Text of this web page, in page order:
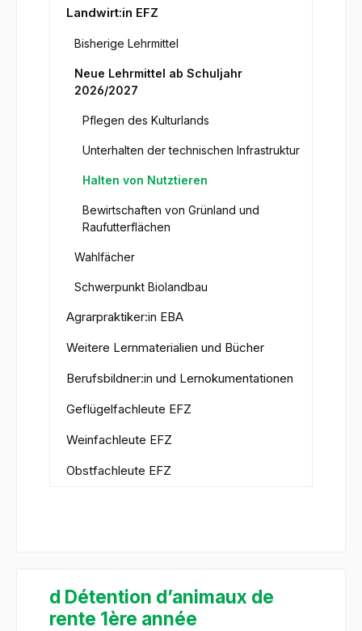
Landwirt:in EFZ
Bisherige Lehrmittel
Neue Lehrmittel ab Schuljahr
2026/2027
Pflegen des Kulturlands
Unterhalten der technischen Infrastruktur
Halten von Nutztieren
Bewirtschaften von Grünland und
Raufutterflächen
Wahlfächer
Schwerpunkt Biolandbau
Agrarpraktiker:in EBA
Weitere Lernmaterialien und Bücher
Berufsbildner:in und Lernokumentationen
Geflügelfachleute EFZ
Weinfachleute EFZ
Obstfachleute EFZ
d Détention d’animaux de
rente 1ère année